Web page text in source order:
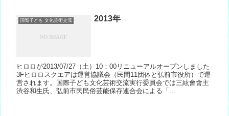
国際子ども 文化芸術交流 2013年
ヒロロが2013/07/27（土）10：00リニューアルオープンしました
3Fヒロロスクエアは運営協議会（民間11団体と弘前市役所）で運
営されます。国際子ども文化芸術交流実行委員会では三絃會會主
渋谷和生氏、弘前市民民俗芸能保存連合会による「...